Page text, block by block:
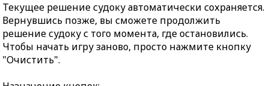
Текущее решение судоку автоматически сохраняется.
Вернувшись позже, вы сможете продолжить
решение судоку с того момента, где остановились.
Чтобы начать игру заново, просто нажмите кнопку
"Очистить".